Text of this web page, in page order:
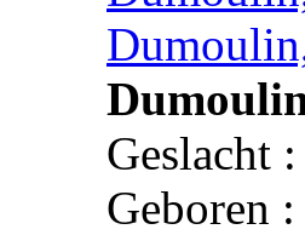
Geslacht
Geboren